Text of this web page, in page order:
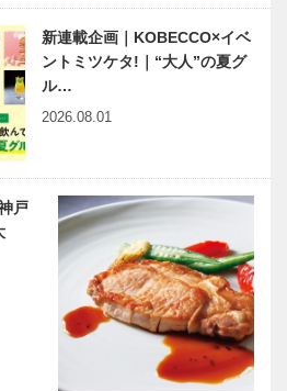
新連載企画｜KOBECCO×イベ
ントミツケタ!｜“大人”の夏グ
ル…
2026.08.01
戸